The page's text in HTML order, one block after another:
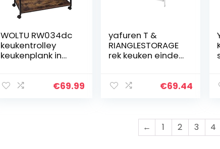
WOLTU RW034dc
keukentrolley
keukenplank in
wielen met
€69.99
yafuren T &
RIANGLESTORAGE
rek keuken einde
regenrek, keuken
€69.44
← 1 2 3 4